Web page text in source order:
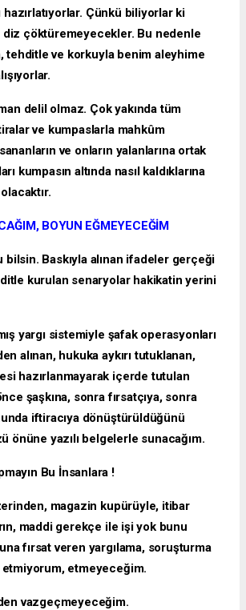
Çünkü biliyorlar ki
çöktüremeyecekler. Bu nedenle
tehditle ve korkuyla benim aleyhime
delil olmaz. Çok yakında tüm
ve kumpaslarla mahkûm
ve onların yalanlarına ortak
kumpasın altında nasıl kaldıklarına
BOYUN EĞMEYECEĞİM
Baskıyla alınan ifadeler gerçeği
kurulan senaryolar hakikatin yerini
yargı sistemiyle şafak operasyonları
alınan, hukuka aykırı tutuklanan,
hazırlanmayarak içerde tutulan
şaşkına, sonra fırsatçıya, sonra
iftiracıya dönüştürüldüğünü
önüne yazılı belgelerle sunacağım.
Bu İnsanlara !
magazin kupürüyle, itibar
maddi gerekçe ile işi yok bunu
fırsat veren yargılama, soruşturma
etmeyeceğim.
vazgeçmeyeceğim.